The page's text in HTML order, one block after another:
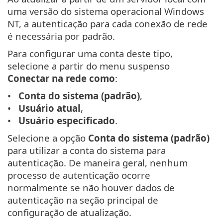
uma versão do sistema operacional Windows
NT, a autenticação para cada conexão de rede
é necessária por padrão.
Para configurar uma conta deste tipo,
selecione a partir do menu suspenso
Conectar na rede como:
Conta do sistema (padrão),
Usuário atual,
Usuário especificado.
Selecione a opção Conta do sistema (padrão)
para utilizar a conta do sistema para
autenticação. De maneira geral, nenhum
processo de autenticação ocorre
normalmente se não houver dados de
autenticação na seção principal de
configuração de atualização.